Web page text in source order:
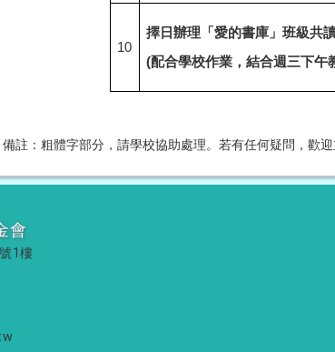
10
擇日辦理「愛的書庫」班級共讀
(配合學校作業，結合週三下午
備註：粗體字部分，請學校協助處理。若有任何疑問，歡迎
會
1樓